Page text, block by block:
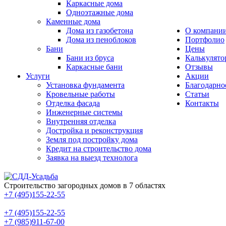
Каркасные дома
Одноэтажные дома
Каменные дома
Дома из газобетона
Дома из пеноблоков
Бани
Бани из бруса
Каркасные бани
Услуги
Установка фундамента
Кровельные работы
Отделка фасада
Инженерные системы
Внутренняя отделка
Достройка и реконструкция
Земля под постройку дома
Кредит на строительство дома
Заявка на выезд технолога
О
Портфолио
Цены
Отзывы
Акции
Статьи
Контакты
Строительство загородных домов в 7 областях
+7 (495)155-22-55
+7 (495)155-22-55
+7 (985)911-67-00